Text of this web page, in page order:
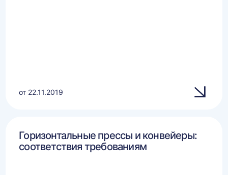
от 22.11.2019
Горизонтальные прессы и конвейеры:
соответствия требованиям